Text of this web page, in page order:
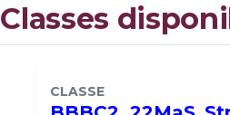
Classes
CLASSE